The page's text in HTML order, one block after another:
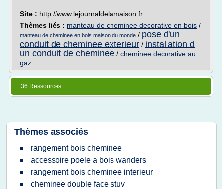
Site : http://www.lejournaldelamaison.fr
Thèmes liés : manteau de cheminee decorative en bois /
manteau de cheminee en bois maison du monde / pose d'un
conduit de cheminee exterieur / installation d
un conduit de cheminee / cheminee decorative au
gaz
36 Ressources
Thèmes associés
rangement bois cheminee
accessoire poele a bois wanders
rangement bois cheminee interieur
cheminee double face stuv